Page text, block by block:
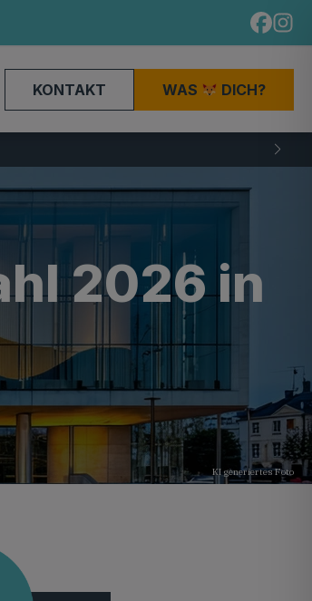
KONTAKT WAS DICH?
2026 in
KI generiertes Foto